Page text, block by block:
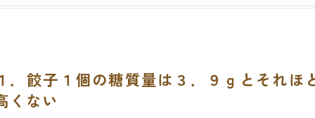
．餃子１個の糖質量は３．９ｇとそれほ
くない